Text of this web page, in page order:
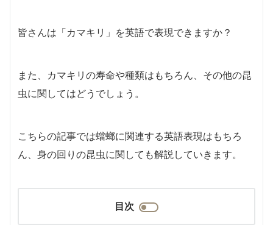
皆さんは「カマキリ」を英語で表現できますか？
また、カマキリの寿命や種類はもちろん、その他の昆
虫に関してはどうでしょう。
こちらの記事では蟷螂に関連する英語表現はもちろ
ん、身の回りの昆虫に関しても解説していきます。
目次